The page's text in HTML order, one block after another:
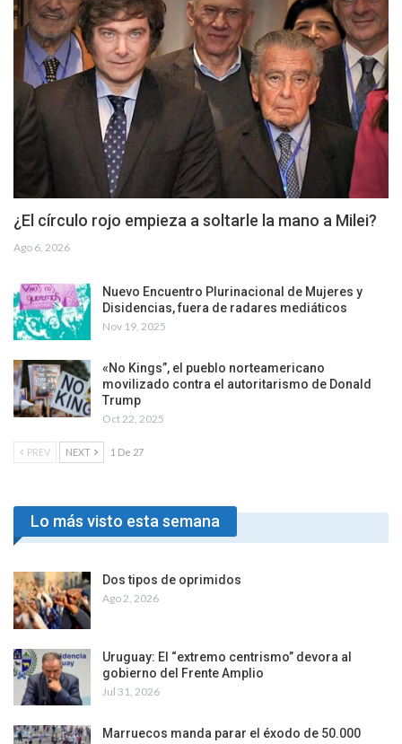
¿El círculo rojo empieza a soltarle la mano a Milei?
Ago 6, 2026
Nuevo Encuentro Plurinacional de Mujeres y
Disidencias, fuera de radares mediáticos
Nov 19, 2025
«No Kings”, el pueblo norteamericano
movilizado contra el autoritarismo de Donald
Trump
Oct 22, 2025
PREV NEXT 1 De 27
Lo más visto esta semana
Dos tipos de oprimidos
Ago 2, 2026
Uruguay: El “extremo centrismo” devora al
gobierno del Frente Amplio
Jul 31, 2026
Marruecos manda parar el éxodo de 50.000